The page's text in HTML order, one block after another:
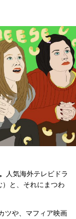
人気海外テレビドラ
と、それにまつわ
ツや、マフィア映画